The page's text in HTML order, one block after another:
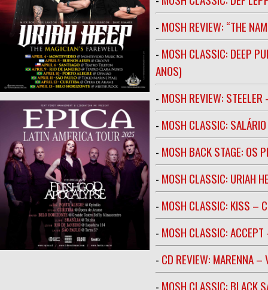
- MOSH REVIEW: “THE
- MOSH CLASSIC: DEEP
ANOS)
- MOSH REVIEW: STEELER
- MOSH CLASSIC:
- MOSH BACK STAGE: OS
- MOSH CLASSIC: URIAH
- MOSH CLASSIC: KISS –
- MOSH CLASSIC:
- CD REVIEW: MARENNA –
- MOSH CLASSIC: BLACK